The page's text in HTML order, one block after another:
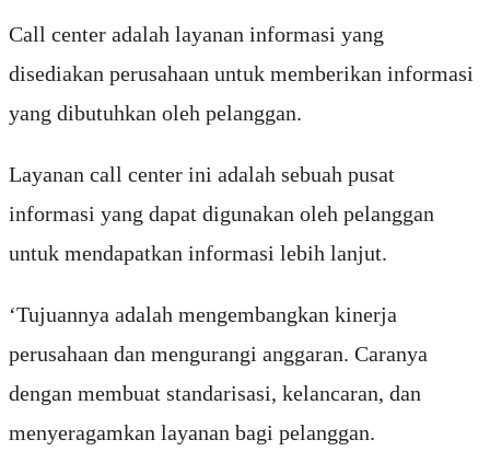
Call center adalah layanan informasi yang
disediakan perusahaan untuk memberikan informasi
yang dibutuhkan oleh pelanggan.
Layanan call center ini adalah sebuah pusat
informasi yang dapat digunakan oleh pelanggan
untuk mendapatkan informasi lebih lanjut.
‘Tujuannya adalah mengembangkan kinerja
perusahaan dan mengurangi anggaran. Caranya
dengan membuat standarisasi, kelancaran, dan
menyeragamkan layanan bagi pelanggan.